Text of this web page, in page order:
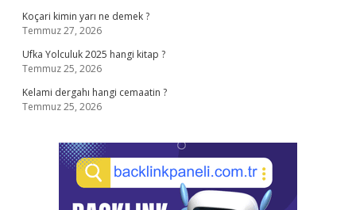
Koçari kimin yarı ne demek ?
Temmuz 27, 2026
Ufka Yolculuk 2025 hangi kitap ?
Temmuz 25, 2026
Kelami dergahı hangi cemaatin ?
Temmuz 25, 2026